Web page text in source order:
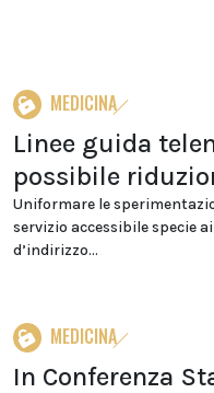
MEDICINA
Linee guida
possibile
Uniformare le
servizio accessibile specie
d’indirizzo...
MEDICINA
In Conferenza